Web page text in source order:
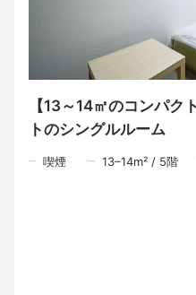
・メンバー割引やクーポンの
■観光スポット
◇ひまわりの丘公園 車で15分
◇東条湖おもちゃ王国 車で
◇ゴルフ場 多数あるゴルフ場
＜ご予約時の注意事項＞
・チェックインの際は『公式
・当施設は旅館業法に基づく
【13～14㎡のコンパク
トのシングルルーム
喫煙 13–14m² / 5階